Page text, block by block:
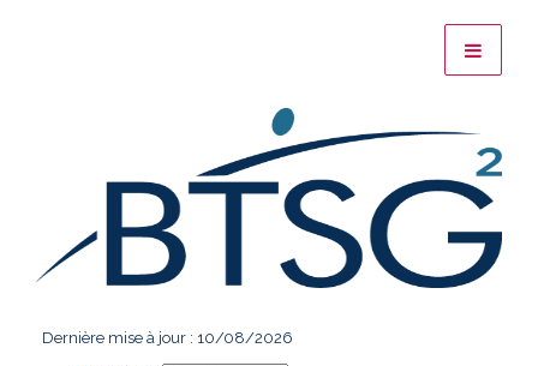
Dernière mise à jour : 10/08/2026